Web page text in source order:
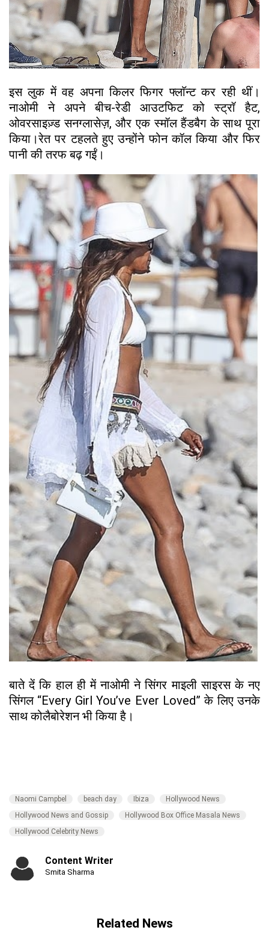
इस लुक में वह अपना किलर फिगर फ्लाॅन्ट कर रही थीं।
नाओमी ने अपने बीच-रेडी आउटफिट को स्ट्रॉ हैट,
ओवरसाइज़्ड सनग्लासेज़, और एक स्मॉल हैंडबैग के साथ पूरा
किया।रेत पर टहलते हुए उन्होंने फोन कॉल किया और फिर
पानी की तरफ बढ़ गईं।
बाते दें कि हाल ही में नाओमी ने सिंगर माइली साइरस के नए
सिंगल “Every Girl You’ve Ever Loved” के लिए उनके
साथ कोलैबोरेशन भी किया है।
Naomi Campbel beach day Ibiza
Hollywood News
Hollywood News and Gossip
Hollywood Box Office Masala News
Hollywood Celebrity News
Content Writer
Smita Sharma
Related News